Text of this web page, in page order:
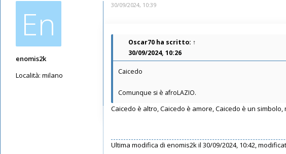
En
enomis2k
Località: milano
30/09/2024, 10:39
Oscar70 ha scritto: ↑
30/09/2024, 10:26
Caicedo
Comunque si è afroLAZIO.
Caicedo è altro, Caicedo è amore, Caicedo è un
Ultima modifica di enomis2kil 30/09/2024, 10:42,